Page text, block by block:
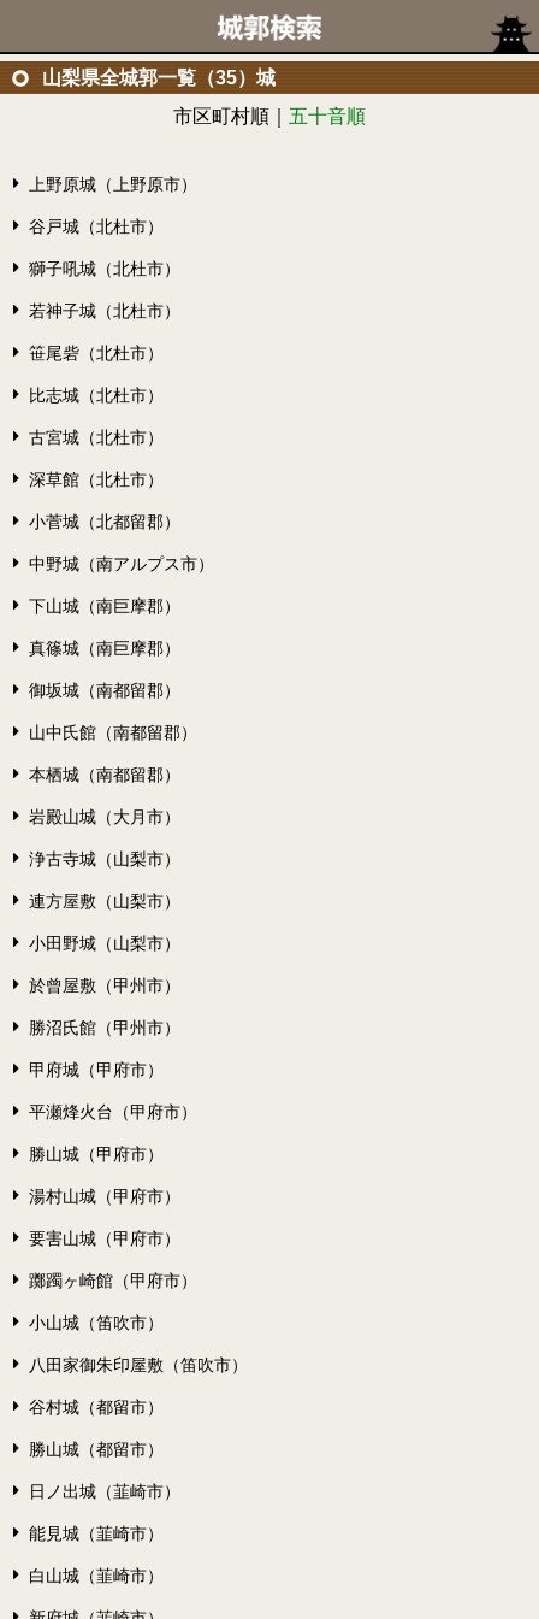
山梨県全城郭一覧（35）城
市区町村順｜ 五十音順
上野原城（上野原市）
谷戸城（北杜市）
獅子吼城（北杜市）
若神子城（北杜市）
笹尾砦（北杜市）
比志城（北杜市）
古宮城（北杜市）
深草館（北杜市）
小菅城（北都留郡）
中野城（南アルプス市）
下山城（南巨摩郡）
真篠城（南巨摩郡）
御坂城（南都留郡）
山中氏館（南都留郡）
本栖城（南都留郡）
岩殿山城（大月市）
浄古寺城（山梨市）
連方屋敷（山梨市）
小田野城（山梨市）
於曾屋敷（甲州市）
勝沼氏館（甲州市）
甲府城（甲府市）
平瀬烽火台（甲府市）
勝山城（甲府市）
湯村山城（甲府市）
要害山城（甲府市）
躑躅ヶ崎館（甲府市）
小山城（笛吹市）
八田家御朱印屋敷（笛吹市）
谷村城（都留市）
勝山城（都留市）
日ノ出城（韮崎市）
能見城（韮崎市）
白山城（韮崎市）